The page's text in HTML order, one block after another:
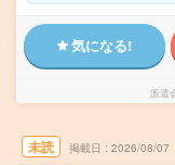
気になる!
派遣
未読 掲載日 2026/08/07